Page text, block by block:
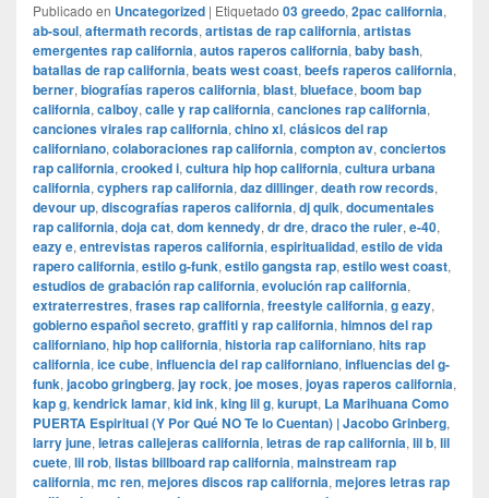
Publicado en Uncategorized | Etiquetado 03 greedo, 2pac california,
ab-soul, aftermath records, artistas de rap california, artistas
emergentes rap california, autos raperos california, baby bash,
batallas de rap california, beats west coast, beefs raperos california,
berner, biografías raperos california, blast, blueface, boom bap
california, calboy, calle y rap california, canciones rap california,
canciones virales rap california, chino xl, clásicos del rap
californiano, colaboraciones rap california, compton av, conciertos
rap california, crooked i, cultura hip hop california, cultura urbana
california, cyphers rap california, daz dillinger, death row records,
devour up, discografías raperos california, dj quik, documentales
rap california, doja cat, dom kennedy, dr dre, draco the ruler, e-40,
eazy e, entrevistas raperos california, espiritualidad, estilo de vida
rapero california, estilo g-funk, estilo gangsta rap, estilo west coast,
estudios de grabación rap california, evolución rap california,
extraterrestres, frases rap california, freestyle california, g eazy,
gobierno español secreto, graffiti y rap california, himnos del rap
californiano, hip hop california, historia rap californiano, hits rap
california, ice cube, influencia del rap californiano, influencias del g-
funk, jacobo gringberg, jay rock, joe moses, joyas raperos california,
kap g, kendrick lamar, kid ink, king lil g, kurupt, La Marihuana Como
PUERTA Espiritual (Y Por Qué NO Te lo Cuentan) | Jacobo Grinberg,
larry june, letras callejeras california, letras de rap california, lil b, lil
cuete, lil rob, listas billboard rap california, mainstream rap
california, mc ren, mejores discos rap california, mejores letras rap